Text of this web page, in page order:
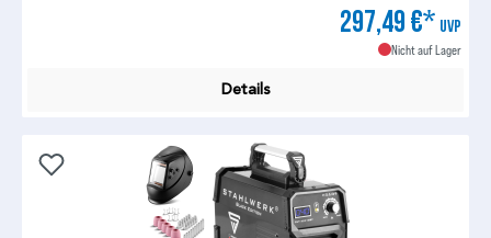
297,49 €* UVP
Nicht auf Lager
Details